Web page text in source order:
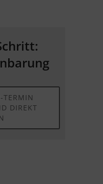
TERMIN
DIREKT